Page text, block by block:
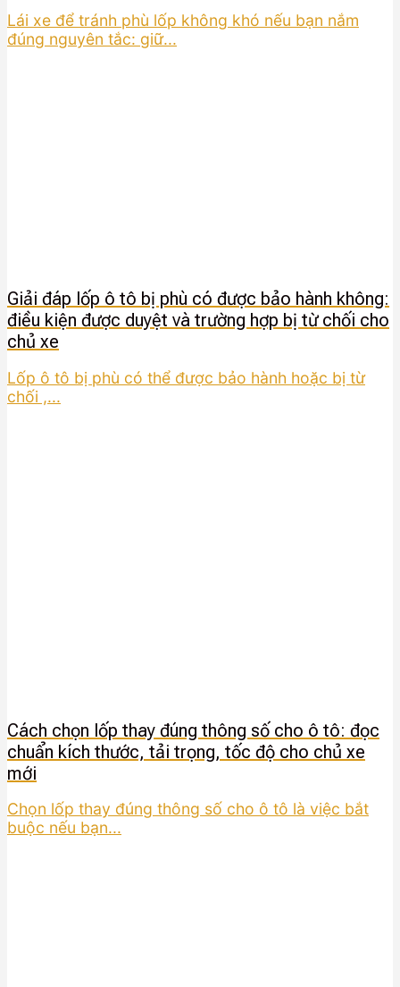
Lái xe để tránh phù lốp không khó nếu bạn nắm
đúng nguyên tắc: giữ...
Giải đáp lốp ô tô bị phù có được bảo hành không:
điều kiện được duyệt và trường hợp bị từ chối cho
chủ xe
Lốp ô tô bị phù có thể được bảo hành hoặc bị từ
chối ,...
Cách chọn lốp thay đúng thông số cho ô tô: đọc
chuẩn kích thước, tải trọng, tốc độ cho chủ xe
mới
Chọn lốp thay đúng thông số cho ô tô là việc bắt
buộc nếu bạn...